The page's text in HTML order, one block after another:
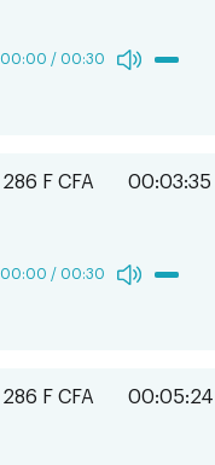
00:00 / 00:30
286 F CFA 00:03:35
00:00 / 00:30
286 F CFA 00:05:24